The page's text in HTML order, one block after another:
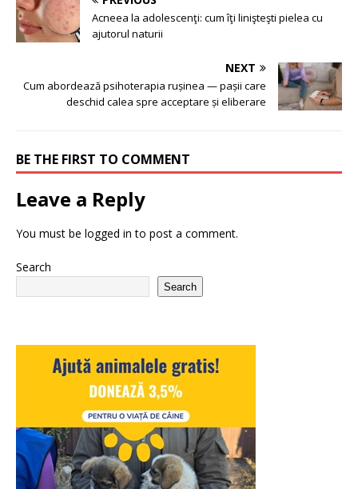
Acneea la adolescenţi: cum îţi linişteşti pielea cu
ajutorul naturii
NEXT
Cum abordează psihoterapia rușinea — pașii care
deschid calea spre acceptare și eliberare
BE THE FIRST TO COMMENT
Leave a Reply
You must be logged in to post a comment.
Search
Search